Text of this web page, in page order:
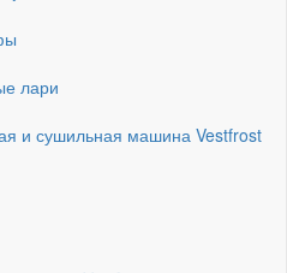
лари
и сушильная машина Vestfrost